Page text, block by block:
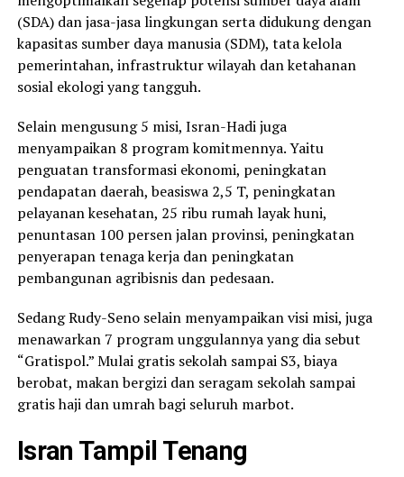
(SDA) dan jasa-jasa lingkungan serta didukung dengan
kapasitas sumber daya manusia (SDM), tata kelola
pemerintahan, infrastruktur wilayah dan ketahanan
sosial ekologi yang tangguh.
Selain mengusung 5 misi, Isran-Hadi juga
menyampaikan 8 program komitmennya. Yaitu
penguatan transformasi ekonomi, peningkatan
pendapatan daerah, beasiswa 2,5 T, peningkatan
pelayanan kesehatan, 25 ribu rumah layak huni,
penuntasan 100 persen jalan provinsi, peningkatan
penyerapan tenaga kerja dan peningkatan
pembangunan agribisnis dan pedesaan.
Sedang Rudy-Seno selain menyampaikan visi misi, juga
menawarkan 7 program unggulannya yang dia sebut
“Gratispol.” Mulai gratis sekolah sampai S3, biaya
berobat, makan bergizi dan seragam sekolah sampai
gratis haji dan umrah bagi seluruh marbot.
Isran Tampil Tenang